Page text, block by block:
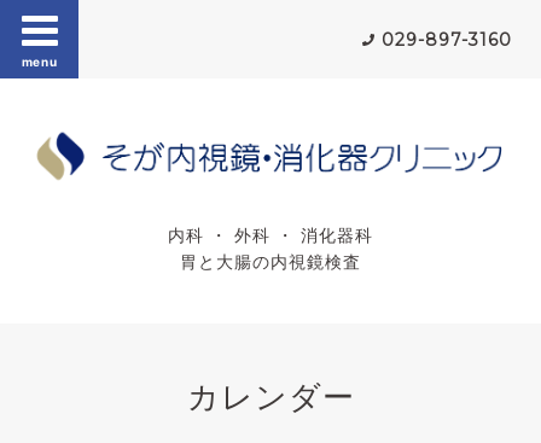
menu
029-897-3160
内科 ・ 外科 ・ 消化器科
胃と大腸の内視鏡検査
カレンダー